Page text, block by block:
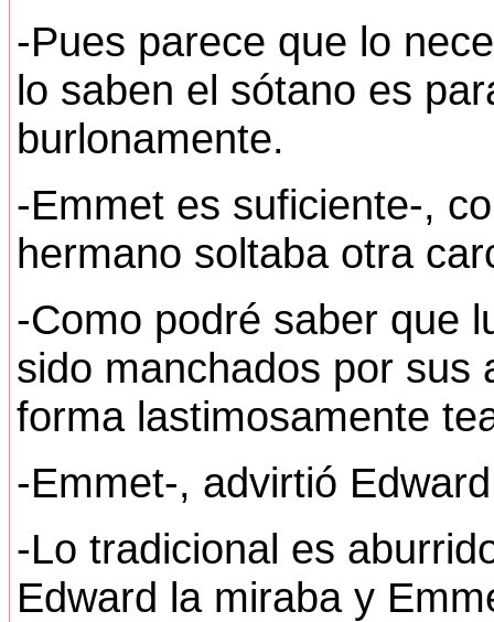
-Pues parece que lo
lo saben el sótano es
burlonamente.
-Emmet es suficiente-,
hermano soltaba otra
-Como podré saber que
sido manchados por
forma lastimosamente
-Emmet-, advirtió
-Lo tradicional es
Edward la miraba y